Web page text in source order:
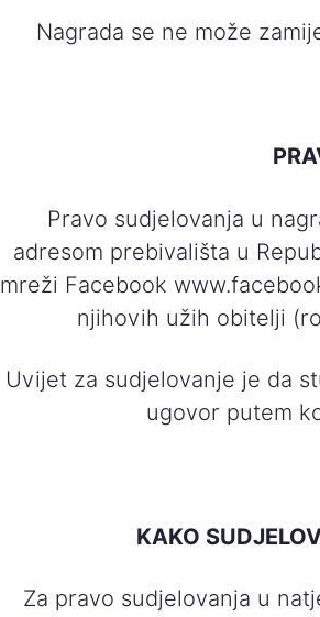
Nagrada se ne može
Pravo sudjelovanja u
adresom prebivališta u
mreži Facebook
njihovih užih obitelji
Uvijet za sudjelovanje je da
ugovor putem
KAKO
Za pravo sudjelovanja u